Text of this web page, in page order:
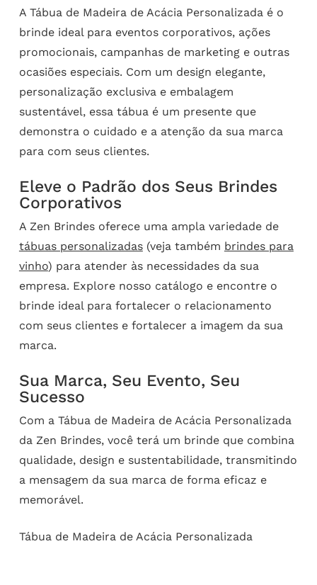
A Tábua de Madeira de Acácia Personalizada é o
brinde ideal para eventos corporativos, ações
promocionais, campanhas de marketing e outras
ocasiões especiais. Com um design elegante,
personalização exclusiva e embalagem
sustentável, essa tábua é um presente que
demonstra o cuidado e a atenção da sua marca
para com seus clientes.
Eleve o Padrão dos Seus Brindes
Corporativos
A Zen Brindes oferece uma ampla variedade de
tábuas personalizadas(veja também brindes para
vinho) para atender às necessidades da sua
empresa. Explore nosso catálogo e encontre o
brinde ideal para fortalecer o relacionamento
com seus clientes e fortalecer a imagem da sua
marca.
Sua Marca, Seu Evento, Seu
Sucesso
Com a Tábua de Madeira de Acácia Personalizada
da Zen Brindes, você terá um brinde que combina
qualidade, design e sustentabilidade, transmitindo
a mensagem da sua marca de forma eficaz e
memorável.
Tábua de Madeira de Acácia Personalizada